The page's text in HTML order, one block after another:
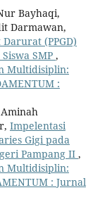
Bayhaqi,
Darmawan,
(PPGD)
SMP ,
Multidisiplin:
:
Impelentasi
Gigi pada
Pampang II ,
Multidisiplin:
: Jurnal